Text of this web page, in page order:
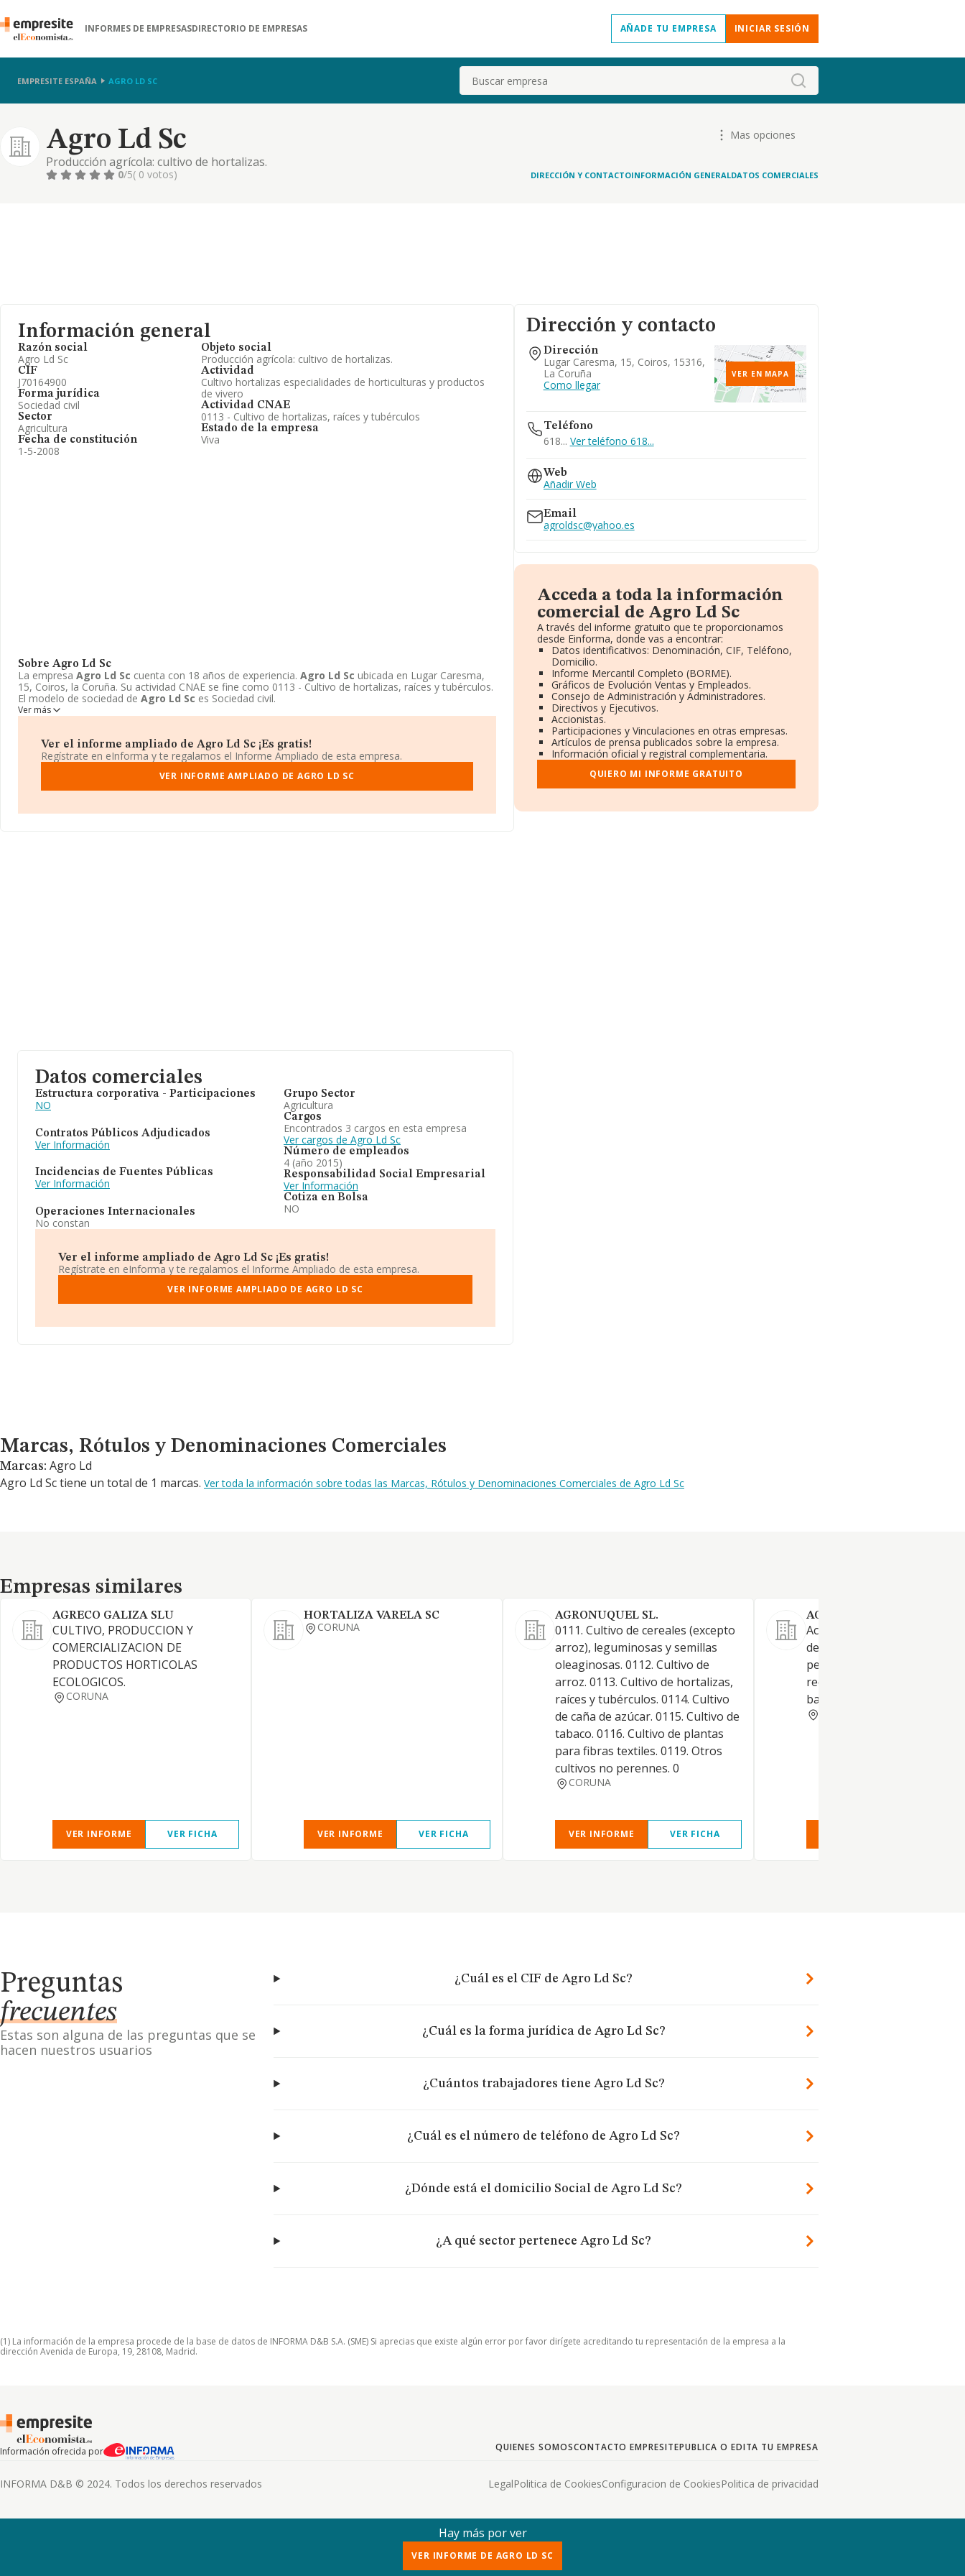
INFORMES DE EMPRESASDIRECTORIO DE EMPRESAS AÑADE TU EMPRESA INICIAR SESIÓN
EMPRESITE ESPAÑA AGRO LD SC Buscar
Agro Ld Sc
Producción agrícola: cultivo de hortalizas.
Mas opciones
0/5( 0 votos) DIRECCIÓN Y CONTACTOINFORMACIÓN GENERALDATOS COMERCIALES
Información general
Razón social
Agro Ld Sc
CIF
J70164900
Forma jurídica
Sociedad civil
Sector
Agricultura
Fecha de constitución
1-5-2008
Objeto social
Producción agrícola: cultivo de hortalizas.
Actividad
Cultivo hortalizas especialidades de horticulturas y productos
de vivero
Actividad CNAE
0113 - Cultivo de hortalizas, raíces y tubérculos
Estado de la empresa
Viva
Sobre Agro Ld Sc
La empresa Agro Ld Sc cuenta con 18 años de experiencia. Agro Ld Sc ubicada en Lugar Caresma,
15, Coiros, la Coruña. Su actividad CNAE se fine como 0113 - Cultivo de hortalizas, raíces y tubérculos.
El modelo de sociedad de Agro Ld Sc es Sociedad civil.
Ver más
Ver el informe ampliado de Agro Ld Sc ¡Es gratis!
Regístrate en eInforma y te regalamos el Informe Ampliado de esta empresa.
VER INFORME AMPLIADO DE AGRO LD SC
Dirección y contacto
Dirección
Lugar Caresma, 15, Coiros, 15316,
La Coruña
Como llegar
VER EN MAPA
Teléfono
618... Ver teléfono 618...
Web
Añadir Web
Email
agroldsc@yahoo.es
Acceda a toda la información
comercial de Agro Ld Sc
A través del informe gratuito que te proporcionamos
desde Einforma, donde vas a encontrar:
Datos identificativos: Denominación, CIF, Teléfono,
Domicilio.
Informe Mercantil Completo (BORME).
Gráficos de Evolución Ventas y Empleados.
Consejo de Administración y Administradores.
Directivos y Ejecutivos.
Accionistas.
Participaciones y Vinculaciones en otras empresas.
Artículos de prensa publicados sobre la empresa.
Información oficial y registral complementaria.
QUIERO MI INFORME GRATUITO
Datos comerciales
Estructura corporativa - Participaciones
NO
Contratos Públicos Adjudicados
Ver Información
Incidencias de Fuentes Públicas
Ver Información
Operaciones Internacionales
No constan
Grupo Sector
Agricultura
Cargos
Encontrados 3 cargos en esta empresa
Ver cargos de Agro Ld Sc
Número de empleados
4 (año 2015)
Responsabilidad Social Empresarial
Ver Información
Cotiza en Bolsa
NO
Ver el informe ampliado de Agro Ld Sc ¡Es gratis!
Regístrate en eInforma y te regalamos el Informe Ampliado de esta empresa.
VER INFORME AMPLIADO DE AGRO LD SC
Marcas, Rótulos y Denominaciones Comerciales
Marcas, Rótulos y Denominaciones Comerciales
Marcas: Agro Ld
Agro Ld Sc tiene un total de 1 marcas. Ver toda la información sobre todas las Marcas, Rótulos y Denominaciones Comerciales de Agro Ld Sc
Empresas similares
Empresas similares
AGRECO GALIZA SLU
CULTIVO, PRODUCCION Y
COMERCIALIZACION DE
PRODUCTOS HORTICOLAS
ECOLOGICOS.
CORUNA
VER INFORME VER FICHA
HORTALIZA VARELA SC
CORUNA
VER INFORME VER FICHA
AGRONUQUEL SL.
0111. Cultivo de cereales (excepto
arroz), leguminosas y semillas
oleaginosas. 0112. Cultivo de
arroz. 0113. Cultivo de hortalizas,
raíces y tubérculos. 0114. Cultivo
de caña de azúcar. 0115. Cultivo de
tabaco. 0116. Cultivo de plantas
para fibras textiles. 0119. Otros
cultivos no perennes. 0
CORUNA
VER INFORME VER FICHA
AGRO SANCHEZ Y REY , S.L.
Actividades agrícolas.
de campañas de difusión
pedagógica y cultural.
recursos informáticos y
bases de datos
Preguntas
frecuentes
Estas son alguna de las preguntas que se
hacen nuestros usuarios
¿Cuál es el CIF de Agro Ld Sc?
¿Cuál es la forma jurídica de Agro Ld Sc?
¿Cuántos trabajadores tiene Agro Ld Sc?
¿Cuál es el número de teléfono de Agro Ld Sc?
¿Dónde está el domicilio Social de Agro Ld Sc?
¿A qué sector pertenece Agro Ld Sc?
(1) La información de la empresa procede de la base de datos de INFORMA D&B S.A. (SME) Si aprecias que existe algún error por favor dirígete acreditando tu representación de la empresa a la
dirección Avenida de Europa, 19, 28108, Madrid.
Información ofrecida por QUIENES SOMOSCONTACTO EMPRESITEPUBLICA O EDITA TU EMPRESA
INFORMA D&B © 2024. Todos los derechos reservados LegalPolitica de CookiesConfiguracion de CookiesPolitica de privacidad
Hay más por ver
VER INFORME DE AGRO LD SC